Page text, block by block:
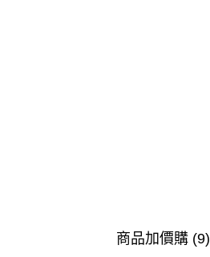
商品加價購 (9)